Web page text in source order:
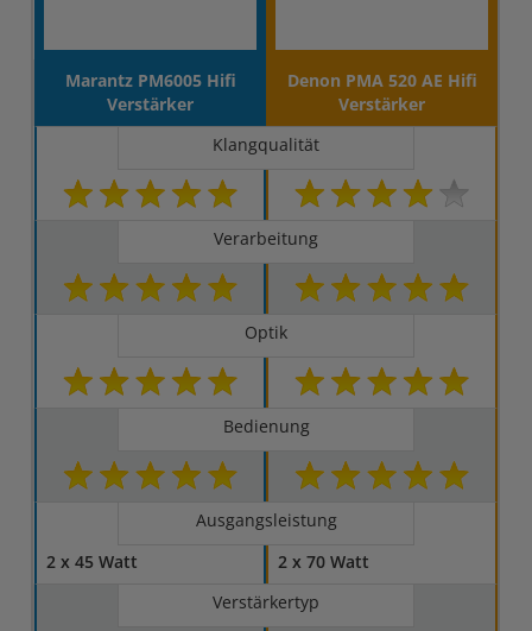
Marantz PM6005 Hifi
Verstärker
Denon PMA 520 AE Hifi
Verstärker
Klangqualität
Verarbeitung
Optik
Bedienung
Ausgangsleistung
2 x 45 Watt
2 x 70 Watt
Verstärkertyp